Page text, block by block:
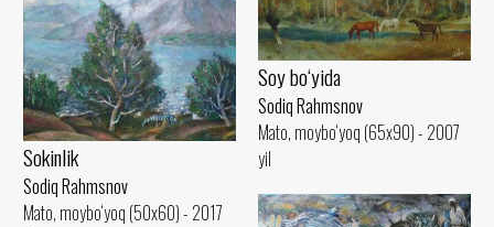
Soy bo‘yida
Sodiq Rahmsnov
Mato, moybo‘yoq (65x90) - 2007
yil
Sokinlik
Sodiq Rahmsnov
Mato, moybo‘yoq (50x60) - 2017